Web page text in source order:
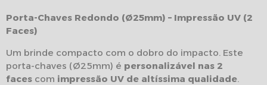
Porta-Chaves Redondo (Ø25mm) – Impressão UV (2
Faces)
Um brinde compacto com o dobro do impacto. Este
porta-chaves (Ø25mm) é personalizável nas 2
faces com impressão UV de altíssima qualidade